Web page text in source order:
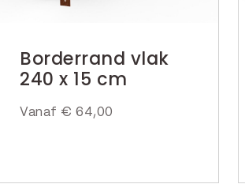
Borderrand vlak
240 x 15 cm
Vanaf € 64,00